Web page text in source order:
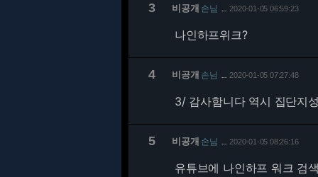
3 비공개 손님 2020-01-05 06:59:23
나인하프위크?
4 비공개 손님 2020-01-05 07:27:48
3/감사함니다 역시 집단지
5 비공개 손님 2020-01-05 08:26:16
유튜브에 나인하프 워크 검